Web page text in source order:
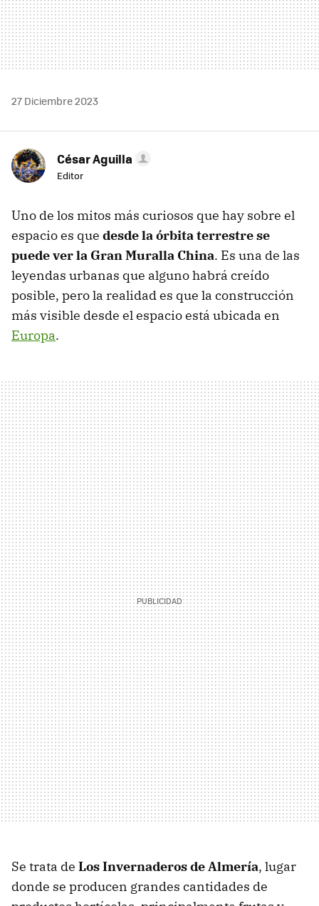
27 Diciembre 2023
César Aguilla
Editor
Uno de los mitos más curiosos que hay sobre el
espacio es que desde la órbita terrestre se
puede ver la Gran Muralla China. Es una de las
leyendas urbanas que alguno habrá creído
posible, pero la realidad es que la construcción
más visible desde el espacio está ubicada en
Europa.
Se trata de Los Invernaderos de Almería, lugar
donde se producen grandes cantidades de